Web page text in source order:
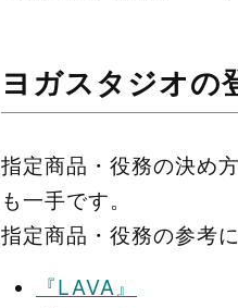
ヨガスタジオの
指定商品・役務の決め
も一手です。
指定商品・役務の参考
『LAVA』